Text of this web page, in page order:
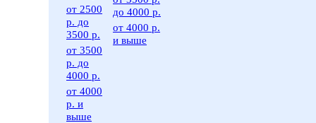
от 2500
р. до
3500 р.
от 3500
р. до
4000 р.
от 4000
р. и
выше
до 4000 р.
от 4000 р.
и выше